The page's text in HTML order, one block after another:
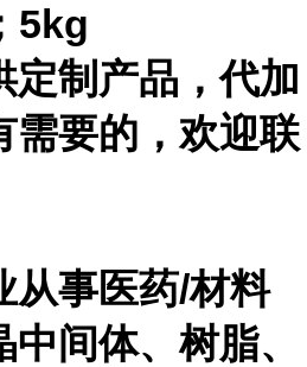
5kg
定制产品，代加
需要的，欢迎联
从事医药/材料
间体、树脂、